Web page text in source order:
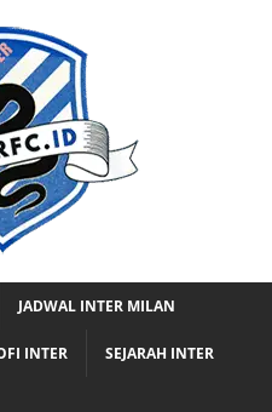
JADWAL INTER MILAN
INTER SEJARAH INTER